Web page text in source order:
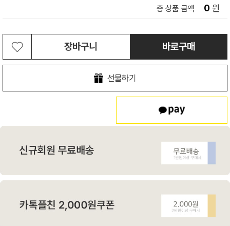
총 상품 금액 0 원
장바구니 바로구매
선물하기